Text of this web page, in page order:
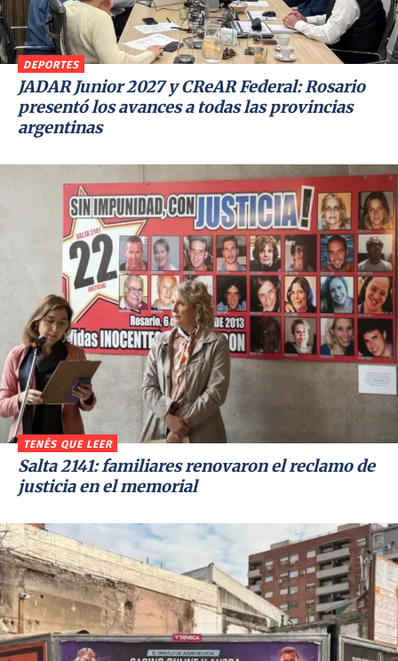
DEPORTES
JADAR Junior 2027 y CReAR Federal: Rosario
presentó los avances a todas las provincias
argentinas
TENÉS QUE LEER
Salta 2141: familiares renovaron el reclamo de
justicia en el memorial